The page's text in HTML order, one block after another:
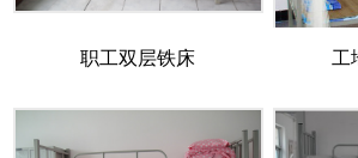
职工双层铁床 工